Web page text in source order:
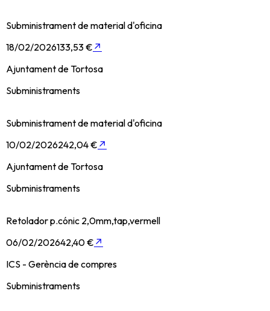
Subministrament de material d'oficina
18/02/2026133,53 € ↗
Ajuntament de Tortosa
Subministraments
Subministrament de material d'oficina
10/02/2026242,04 € ↗
Ajuntament de Tortosa
Subministraments
Retolador p.cónic 2,0mm,tap,vermell
06/02/202642,40 € ↗
ICS - Gerència de compres
Subministraments